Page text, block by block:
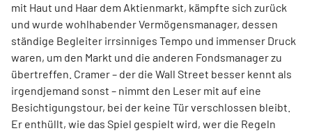
mit Haut und Haar dem Aktienmarkt, kämpfte sich zurück
und wurde wohlhabender Vermögensmanager, dessen
ständige Begleiter irrsinniges Tempo und immenser Druck
waren, um den Markt und die anderen Fondsmanager zu
übertreffen. Cramer – der die Wall Street besser kennt als
irgendjemand sonst – nimmt den Leser mit auf eine
Besichtigungstour, bei der keine Tür verschlossen bleibt.
Er enthüllt, wie das Spiel gespielt wird, wer die Regeln